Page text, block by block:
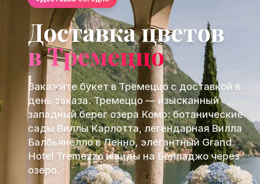
Доставка цветов
в Тремеццо
Закажите букет в Тремеццо с доставкой в
день заказа. Тремеццо — изысканный
западный берег озера Комо: ботанические
сады Виллы Карлотта, легендарная Вилла
Балбьянелло в Ленно, элегантный Grand
Hotel Tremezzo и виды на Белладжо через
озеро.